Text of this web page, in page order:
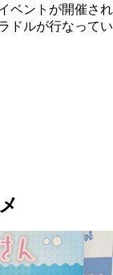
ベントが開催され
ドルが行なってい